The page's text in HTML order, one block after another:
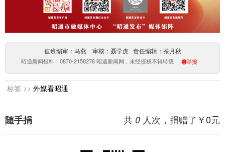
值班编审：马燕 审核：聂学虎 责任编辑：茶月秋
昭通新闻报料：0870-2158276 昭通新闻网，未经授权不得转载 举报
标签 >> 外媒看昭通
共 0 人次，捐赠了￥0元
随手捐